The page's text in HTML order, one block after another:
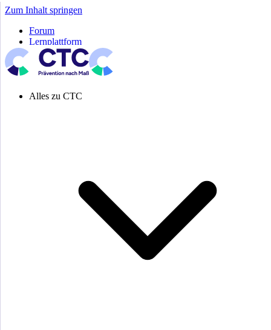
Zum Inhalt springen
Forum
Lernplattform
Pressespiegel
Newsletter
Systemeinstellung aktiv
Alles zu CTC